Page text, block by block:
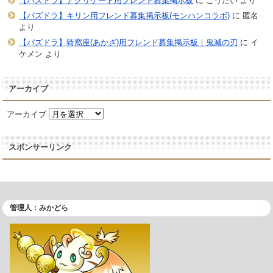
【パズドラ】キリン用フレンド募集掲示板(モンハンコラボ)に 匿名
より
【パズドラ】猗窩座(あかざ)用フレンド募集掲示板｜鬼滅の刃 に イ
ケメン より
アーカイブ
アーカイブ
スポンサーリンク
管理人：みかどら